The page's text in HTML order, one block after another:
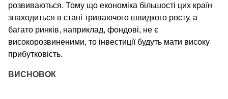
розвиваються. Тому що економіка більшості цих країн
знаходиться в стані триваючого швидкого росту, а
багато ринків, наприклад, фондові, не є
високорозвиненими, то інвестиції будуть мати високу
прибутковість.
ВИСНОВОК